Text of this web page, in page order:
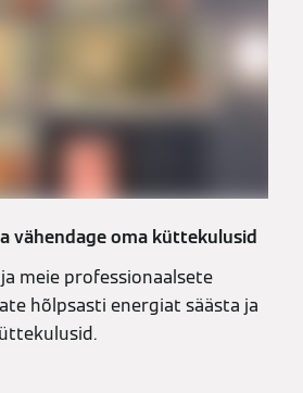
vähendage oma küttekulusid
meie professionaalsete
hõlpsasti energiat säästa ja